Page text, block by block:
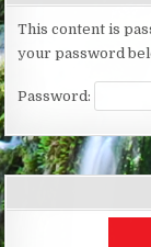
This content is
your password
Password: